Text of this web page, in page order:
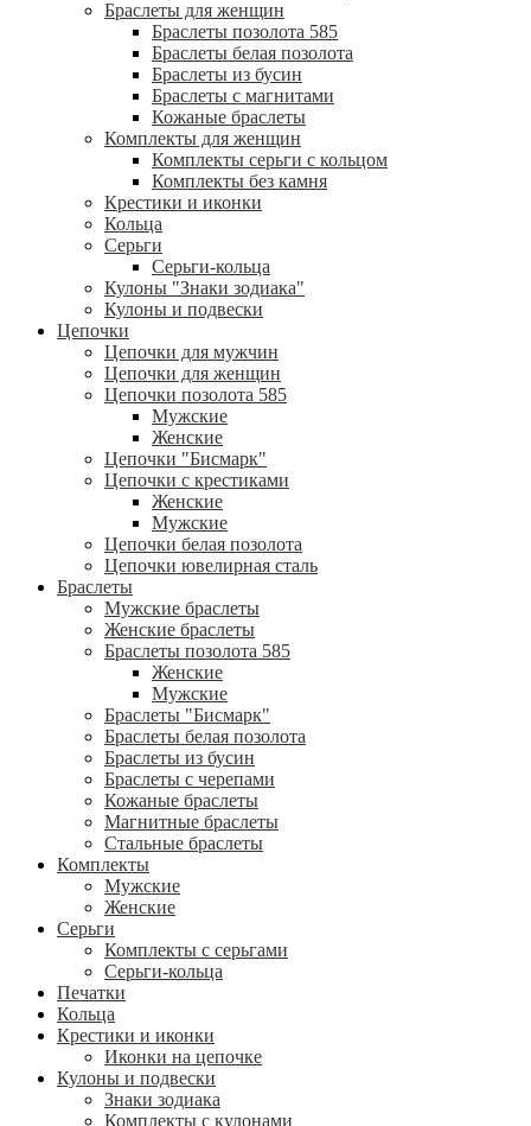
Браслеты для женщин
Браслеты позолота 585
Браслеты белая позолота
Браслеты из бусин
Браслеты с магнитами
Кожаные браслеты
Комплекты для женщин
Комплекты серьги с кольцом
Комплекты без камня
Крестики и иконки
Кольца
Серьги
Серьги-кольца
Кулоны "Знаки зодиака"
Кулоны и подвески
Цепочки
Цепочки для мужчин
Цепочки для женщин
Цепочки позолота 585
Мужские
Женские
Цепочки "Бисмарк"
Цепочки с крестиками
Женские
Мужские
Цепочки белая позолота
Цепочки ювелирная сталь
Браслеты
Мужские браслеты
Женские браслеты
Браслеты позолота 585
Женские
Мужские
Браслеты "Бисмарк"
Браслеты белая позолота
Браслеты из бусин
Браслеты с черепами
Кожаные браслеты
Магнитные браслеты
Стальные браслеты
Комплекты
Мужские
Женские
Серьги
Комплекты с серьгами
Серьги-кольца
Печатки
Кольца
Крестики и иконки
Иконки на цепочке
Кулоны и подвески
Знаки зодиака
Комплекты с кулонами